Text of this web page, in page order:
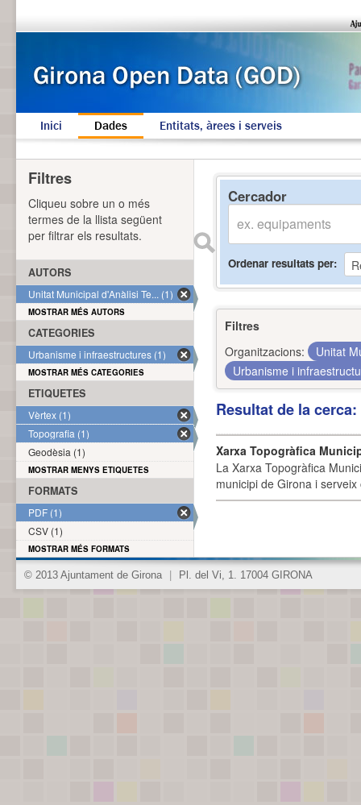
Inici Dades Entitats, àrees i serveis
Cercador
Ordenar resultats per
Filtres
Organitzacions:
Unitat
Urbanisme i
Resultat de la
Xarxa Topogràfica
La Xarxa Topogràfica
municipi de Girona i
Filtres
Cliqueu sobre un o més
termes de la llista següent
per filtrar els resultats.
AUTORS
Unitat Municipal d'Anàlisi Te... (1)
MOSTRAR MÉS AUTORS
CATEGORIES
Urbanisme i infraestructures (1)
MOSTRAR MÉS CATEGORIES
ETIQUETES
Vèrtex (1)
Topografia (1)
Geodèsia (1)
MOSTRAR MENYS ETIQUETES
FORMATS
PDF (1)
CSV (1)
MOSTRAR MÉS FORMATS
© 2013 Ajuntament de Girona Pl. del Vi, 1. 17004 GIRONA